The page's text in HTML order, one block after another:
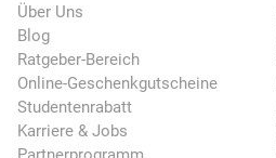
Über Uns
Blog
Ratgeber-Bereich
Online-Geschenkgutscheine
Studentenrabatt
Karriere & Jobs